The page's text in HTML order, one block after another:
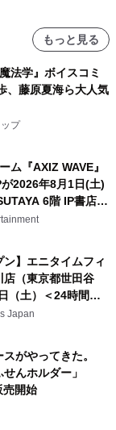
もっと見る
法学』ボイスコミ
、藤原夏海ら大人気
プ
ム『AXIZ WAVE』
2026年8月1日(土)
6階 IP書店で
ン】エニタイムフィ
店（東京都世田谷
（土）＜24時間年
スジム＞
Japan
がやってきた。
せんホルダー」
開始